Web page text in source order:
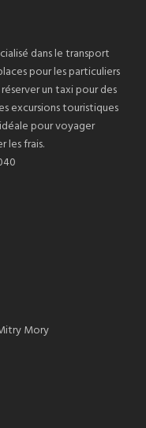
dans le transport
pour les particuliers
un taxi pour des
excursions touristiques
pour voyager
les frais.
Mory